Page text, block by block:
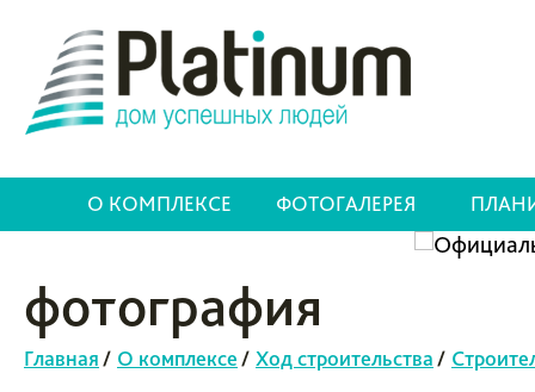
О КОМПЛЕКСЕ ФОТОГАЛЕРЕЯ
фотография
Главная / О комплексе / Ход строительства /